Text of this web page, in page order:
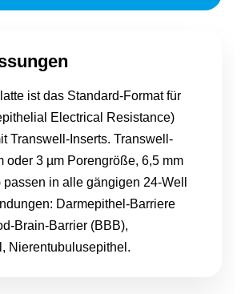
ist das Standard-Format für
Electrical Resistance)
Transwell-Inserts. Transwell-
oder 3 µm Porengröße, 6,5 mm
passen in alle gängigen 24-Well
Darmepithel-Barriere
Brain-Barrier (BBB),
Nierentubulusepithel.